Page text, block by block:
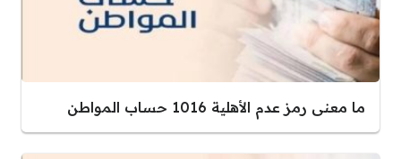
ما معنى رمز عدم الأهلية 1016 حساب المواطن